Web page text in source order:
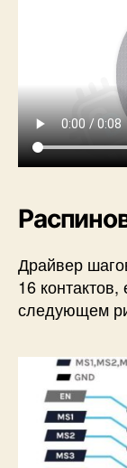
Драйвер
16
следующем